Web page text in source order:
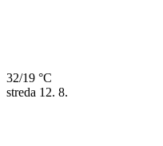
32/19 °C
streda 12. 8.